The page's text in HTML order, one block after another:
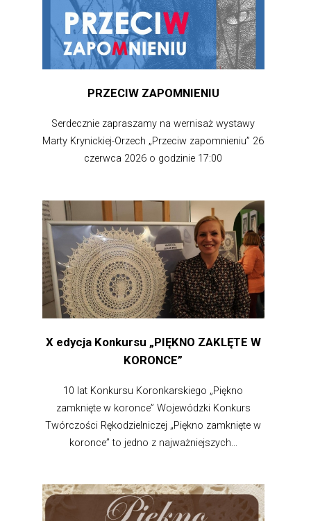
PRZECIW ZAPOMNIENIU
Serdecznie zapraszamy na wernisaż wystawy
Marty Krynickiej-Orzech „Przeciw zapomnieniu” 26
czerwca 2026 o godzinie 17:00
X edycja Konkursu „PIĘKNO ZAKLĘTE W
KORONCE”
10 lat Konkursu Koronkarskiego „Piękno
zamknięte w koronce” Wojewódzki Konkurs
Twórczości Rękodzielniczej „Piękno zamknięte w
koronce” to jedno z najważniejszych...